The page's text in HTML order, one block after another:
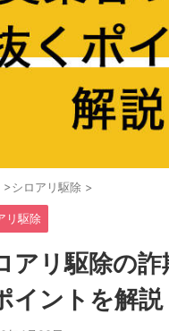
>シロアリ駆除 >
リ駆除
アリ駆除の
イントを解説